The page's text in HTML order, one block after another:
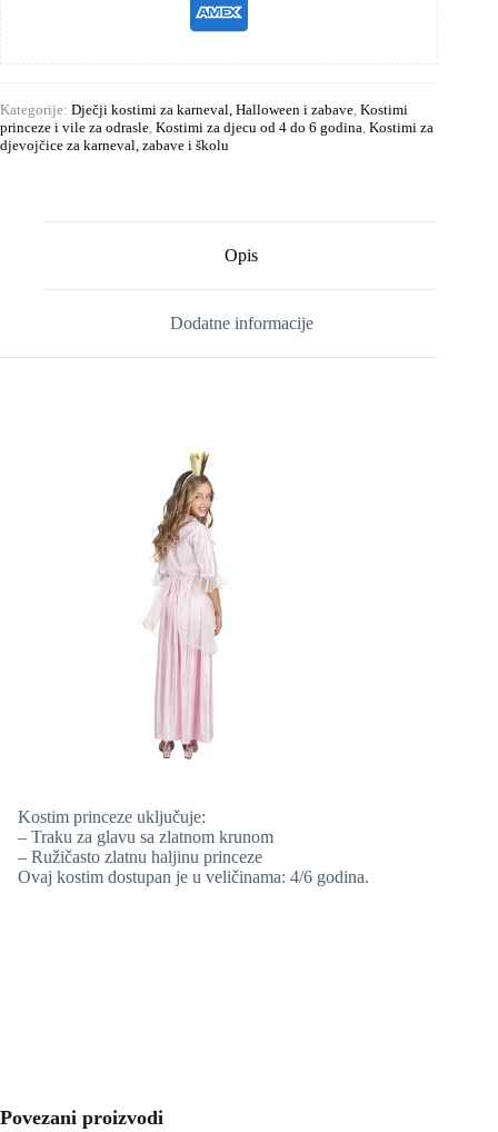
Kategorije: Dječji kostimi za karneval, Halloween i zabave, Kostimi
princeze i vile za odrasle, Kostimi za djecu od 4 do 6 godina, Kostimi za
djevojčice za karneval, zabave i školu
Opis
Dodatne informacije
Kostim princeze uključuje:
– Traku za glavu sa zlatnom krunom
– Ružičasto zlatnu haljinu princeze
Ovaj kostim dostupan je u veličinama: 4/6 godina.
Povezani proizvodi